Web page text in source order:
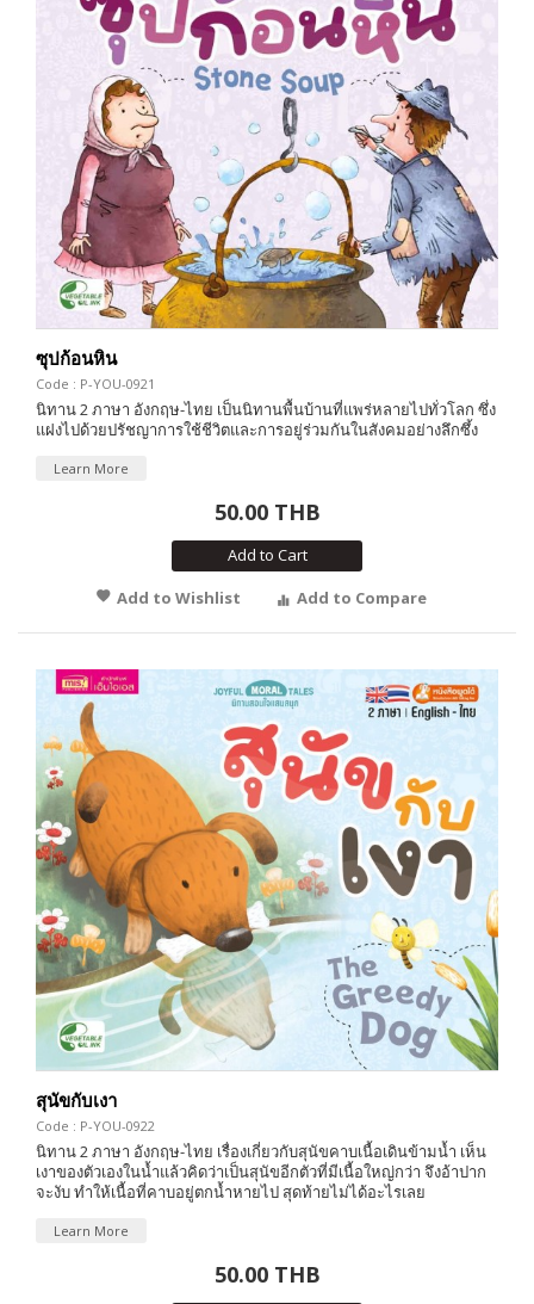
ซุปก้อนหิน
Code : P-YOU-0921
นิทาน 2 ภาษา อังกฤษ-ไทย เป็นนิทานพื้นบ้านที่แพร่หลายไปทั่วโลก ซึ่ง
แฝงไปด้วยปรัชญาการใช้ชีวิตและการอยู่ร่วมกันในสังคมอย่างลึกซึ้ง
Learn More
50.00 THB
Add to Cart
Add to Wishlist
Add to Compare
สุนัขกับเงา
Code : P-YOU-0922
นิทาน 2 ภาษา อังกฤษ-ไทย เรื่องเกี่ยวกับสุนัขคาบเนื้อเดินข้ามน้ำ เห็น
เงาของตัวเองในน้ำแล้วคิดว่าเป็นสุนัขอีกตัวที่มีเนื้อใหญ่กว่า จึงอ้าปาก
จะงับ ทำให้เนื้อที่คาบอยู่ตกน้ำหายไป สุดท้ายไม่ได้อะไรเลย
Learn More
50.00 THB